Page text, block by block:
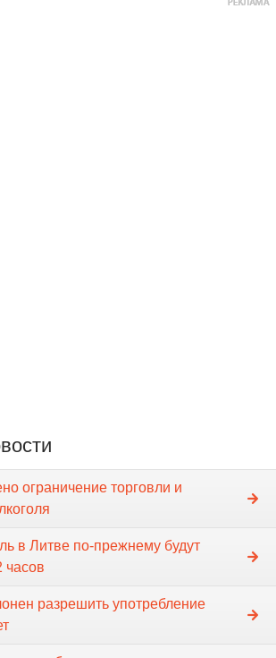
ограничение торговли и
в Литве по-прежнему будут
часов
разрешить употребление